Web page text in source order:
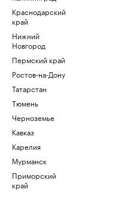
Краснодарский
край
Нижний
Новгород
Пермский край
Ростов-на-Дону
Татарстан
Тюмень
Черноземье
Кавказ
Карелия
Мурманск
Приморский
край